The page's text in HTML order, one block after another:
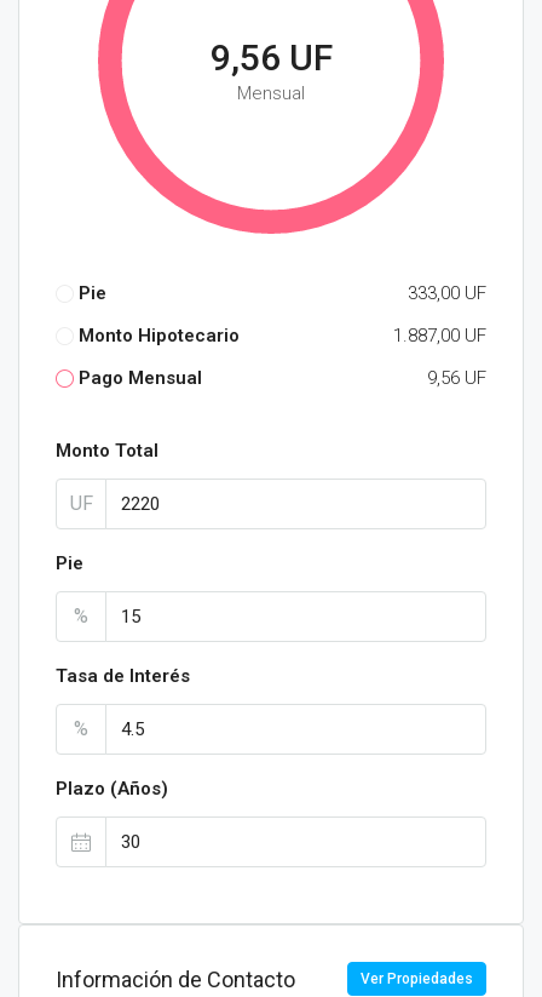
9,56 UF
Mensual
Pie
333,00 UF
Monto Hipotecario
1.887,00 UF
Pago Mensual
9,56 UF
Monto Total
UF
Pie
%
Tasa de Interés
%
Plazo (Años)
Información de Contacto Ver Propiedades